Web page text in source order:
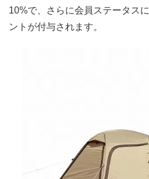
10%で、さらに会員ステータス
ントが付与されます。